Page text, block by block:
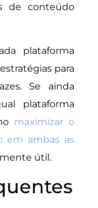
de conteúdo
plataforma
para
Se ainda
plataforma
maximizar o
em ambas as
útil.